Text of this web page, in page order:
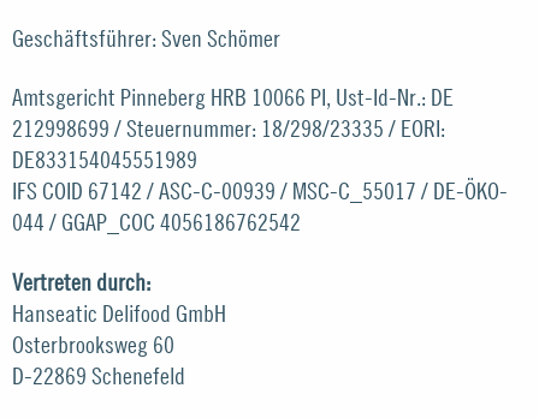
Geschäftsführer: Sven Schömer
Amtsgericht Pinneberg HRB 10066 PI, Ust-Id-Nr.: DE
212998699 / Steuernummer: 18/298/23335 / EORI:
DE833154045551989
IFS COID 67142 / ASC-C-00939 / MSC-C_55017 / DE-ÖKO-
044 / GGAP_COC 4056186762542
Vertreten durch:
Hanseatic Delifood GmbH
Osterbrooksweg 60
D-22869 Schenefeld